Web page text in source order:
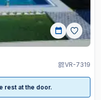
VR-7319
rest at the door.